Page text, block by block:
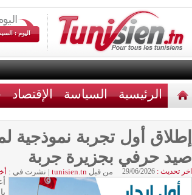
اليوم : السبت 08 اوت
الرئيسية السياسة الإقتصاد
أخبار مختلفة
إطلاق أول تجربة
صيد حرفي بجزيرة جربة
اخر تحديث : 29/06/2026 من قبلtunisien.tn
| نشرت في :